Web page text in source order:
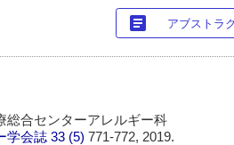
article アブストラ
総合センターアレルギー科
学会誌 33 (5)771-772, 2019.